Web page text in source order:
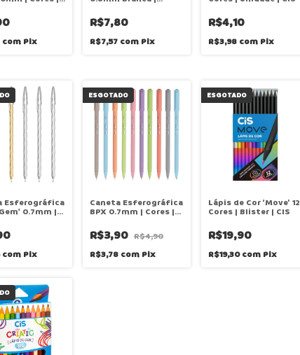
com Pix
R$7,80
R$7,57 com Pix
R$4,10
R$3,98 com Pix
Esferográfica
0.7mm |
com Pix
ESGOTADO
Caneta Esferográfica
BPX 0.7mm | Cores |
R$3,90 R$4,90
R$3,78 com Pix
ESGOTADO
Lápis de Cor ‘Move’ 12
Cores | Blister | CIS
R$19,90
R$19,30com Pix